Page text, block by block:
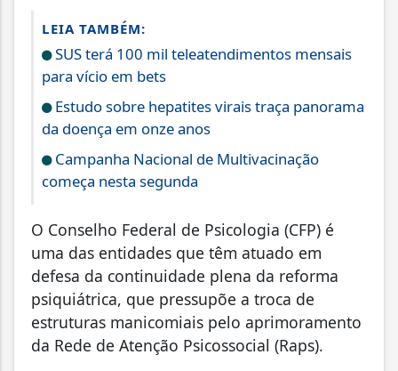
LEIA TAMBÉM:
SUS terá 100 mil teleatendimentos mensais
para vício em bets
Estudo sobre hepatites virais traça panorama
da doença em onze anos
Campanha Nacional de Multivacinação
começa nesta segunda
O Conselho Federal de Psicologia (CFP) é
uma das entidades que têm atuado em
defesa da continuidade plena da reforma
psiquiátrica, que pressupõe a troca de
estruturas manicomiais pelo aprimoramento
da Rede de Atenção Psicossocial (Raps).